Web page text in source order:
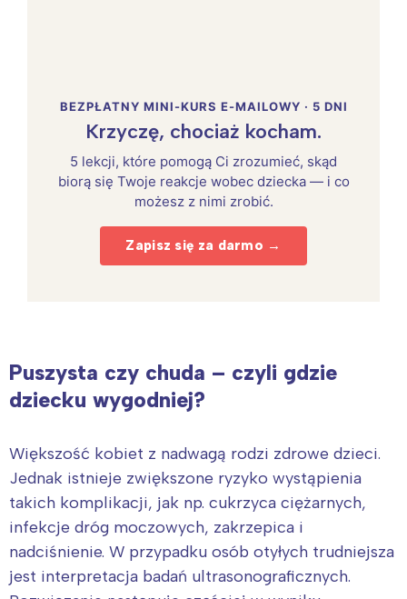
BEZPŁATNY MINI-KURS E-MAILOWY · 5 DNI
Krzyczę, chociaż kocham.
5 lekcji, które pomogą Ci zrozumieć, skąd
biorą się Twoje reakcje wobec dziecka — i co
możesz z nimi zrobić.
Zapisz się za darmo →
Puszysta czy chuda – czyli gdzie
dziecku wygodniej?
Większość kobiet z nadwagą rodzi zdrowe dzieci.
Jednak istnieje zwiększone ryzyko wystąpienia
takich komplikacji, jak np. cukrzyca ciężarnych,
infekcje dróg moczowych, zakrzepica i
nadciśnienie. W przypadku osób otyłych trudniejsza
jest interpretacja badań ultrasonograficznych.